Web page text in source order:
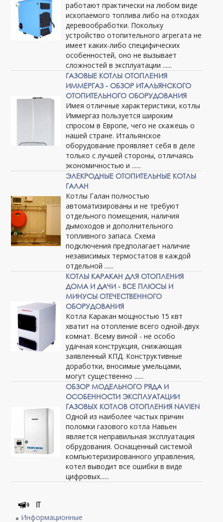
работают практически на любом виде
ископаемого топлива либо на отходах
деревообработки. Покольку
устройство отопительного агрегата не
имеет каких-либо специфических
особенностей, оно не вызывает
сложностей в эксплуатации ......
ГАЗОВЫЕ КОТЛЫ ОТОПЛЕНИЯ
ИММЕРГАЗ - ОБЗОР ИТАЛЬЯНСКОГО
ОТОПИТЕЛЬНОГО ОБОРУДОВАНИЯ
Имея отличные характеристики, котлы
Иммергаз пользуется широким
спросом в Европе, чего не скажешь о
нашей стране. Итальянское
оборудование проявляет себя в деле
только с лучшей стороны, отличаясь
экономичностью и ......
ЭЛЕКРОДНЫЕ ОТОПИТЕЛЬНЫЕ КОТЛЫ
ГАЛАН
Котлы Галан полностью
автоматизированы и не требуют
отдельного помещения, наличия
дымоходов и дополнительного
топливного запаса. Схема
подключения предполагает наличие
независимых термостатов в каждой
отдельной ......
КОТЛЫ КАРАКАН ДЛЯ ОТОПЛЕНИЯ
ДОМА И ДАЧИ - ВСЕ ПЛЮСЫ И
МИНУСЫ ОТЕЧЕСТВЕННОГО
ОБОРУДОВАНИЯ
Котла Каракан мощностью 15 квт
хватит на отопление всего одной-двух
комнат. Всему виной - не особо
удачная конструкция, снижающая
заявленный КПД. Конструктивные
доработки, вносимые умельцами,
могут существенно ......
ОБЗОР МОДЕЛЬНОГО РЯДА И
ОСОБЕННОСТИ ЭКСПЛУАТАЦИИ
ГАЗОВЫХ КОТЛОВ ОТОПЛЕНИЯ NAVIEN
Одной из наиболее частых причин
поломки газового котла Навьен
является неправильная эксплуатация
обрудования. Оснащенный системой
компьютеризированного управления,
котел выводит все ошибки в виде
цифровых......
IT
Информационные